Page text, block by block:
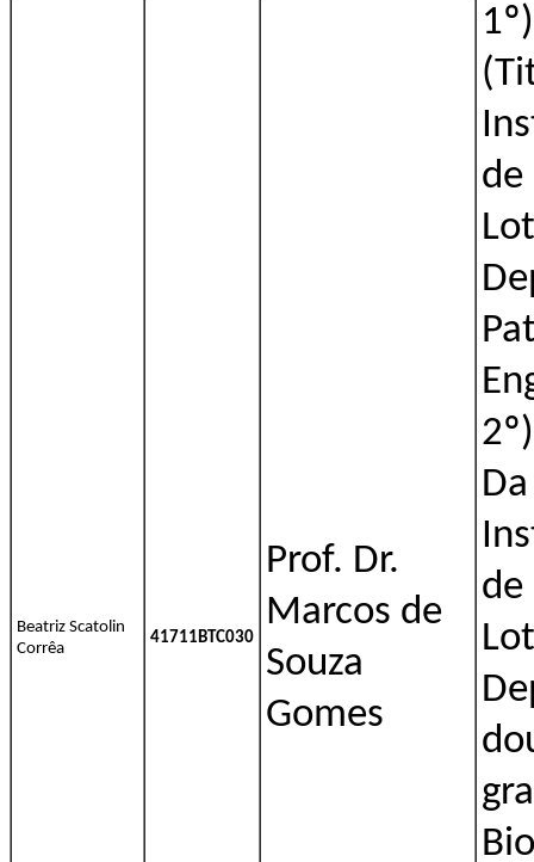
Beatriz Scatolin
Corrêa
41711BTC030
Prof. Dr.
Marcos de
Souza
Gomes
de
de